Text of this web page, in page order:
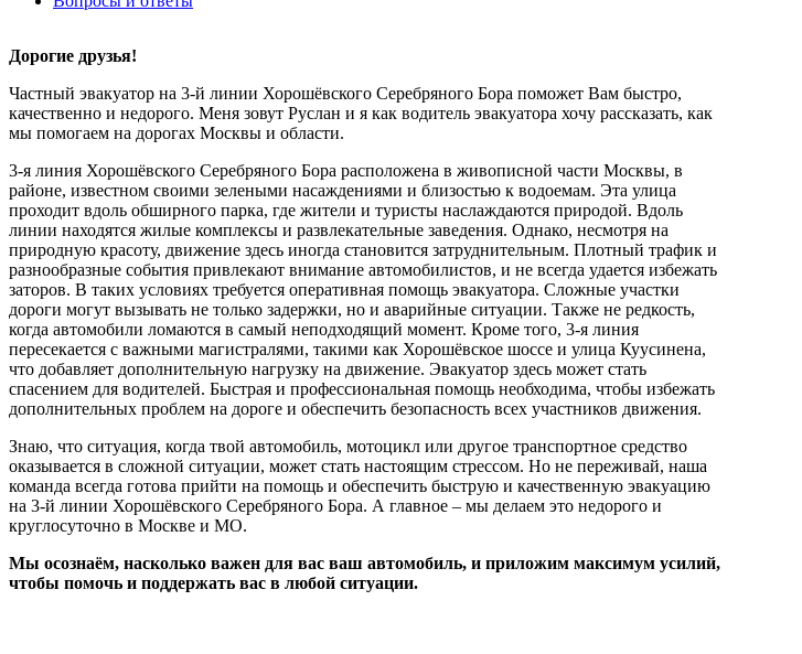
Дорогие друзья!
Частный эвакуатор на 3-й линии Хорошёвского Серебряного Бора поможет Вам быстро,
качественно и недорого. Меня зовут Руслан и я как водитель эвакуатора хочу рассказать, как
мы помогаем на дорогах Москвы и области.
3-я линия Хорошёвского Серебряного Бора расположена в живописной части Москвы, в
районе, известном своими зелеными насаждениями и близостью к водоемам. Эта улица
проходит вдоль обширного парка, где жители и туристы наслаждаются природой. Вдоль
линии находятся жилые комплексы и развлекательные заведения. Однако, несмотря на
природную красоту, движение здесь иногда становится затруднительным. Плотный трафик и
разнообразные события привлекают внимание автомобилистов, и не всегда удается избежать
заторов. В таких условиях требуется оперативная помощь эвакуатора. Сложные участки
дороги могут вызывать не только задержки, но и аварийные ситуации. Также не редкость,
когда автомобили ломаются в самый неподходящий момент. Кроме того, 3-я линия
пересекается с важными магистралями, такими как Хорошёвское шоссе и улица Куусинена,
что добавляет дополнительную нагрузку на движение. Эвакуатор здесь может стать
спасением для водителей. Быстрая и профессиональная помощь необходима, чтобы избежать
дополнительных проблем на дороге и обеспечить безопасность всех участников движения.
Знаю, что ситуация, когда твой автомобиль, мотоцикл или другое транспортное средство
оказывается в сложной ситуации, может стать настоящим стрессом. Но не переживай, наша
команда всегда готова прийти на помощь и обеспечить быструю и качественную эвакуацию
на 3-й линии Хорошёвского Серебряного Бора. А главное – мы делаем это недорого и
круглосуточно в Москве и МО.
Мы осознаём, насколько важен для вас ваш автомобиль, и приложим максимум усилий,
чтобы помочь и поддержать вас в любой ситуации.